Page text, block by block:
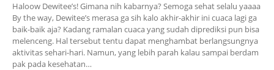
Haloow Dewitee’s! Gimana nih kabarnya? Semoga sehat selalu yaaaa
By the way, Dewitee’s merasa ga sih kalo akhir-akhir ini cuaca lagi ga
baik-baik aja? Kadang ramalan cuaca yang sudah diprediksi pun bisa
melenceng. Hal tersebut tentu dapat menghambat berlangsungnya
aktivitas sehari-hari. Namun, yang lebih parah kalau sampai berdam
pak pada kesehatan…